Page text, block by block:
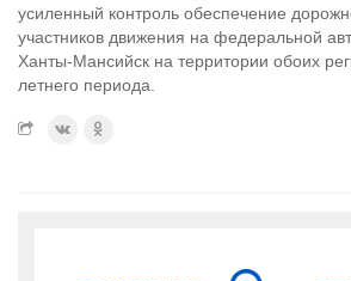
усиленный контроль обеспечение
участников движения на федеральной
Ханты-Мансийск на территории обоих
летнего периода.